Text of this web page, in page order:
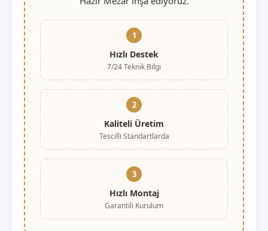
1
Hızlı Destek
7/24 Teknik Bilgi
2
Kaliteli Üretim
Tescilli Standartlarda
3
Hızlı Montaj
Garantili Kurulum